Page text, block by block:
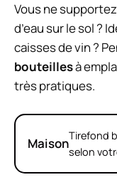
Vous ne
d’eau sur le sol ?
caisses de vin ?
bouteillesà
très pratiques.
MaisonTirefond
selon